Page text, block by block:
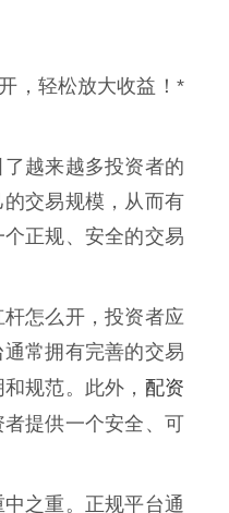
，轻松放大收益！*
越来越多投资者的
交易规模，从而有
正规、安全的交易
怎么开，投资者应
常拥有完善的交易
规范。此外， 配资
提供一个安全、可
之重。正规平台通